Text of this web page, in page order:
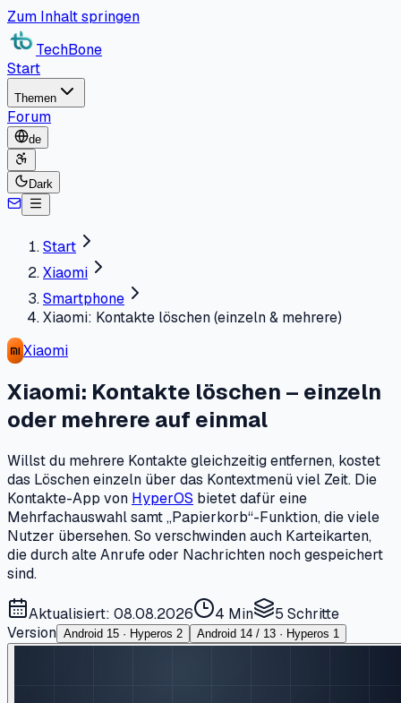
Zum Inhalt springen
TechBone
Start
Themen
Forum
de
Dark
Start
Xiaomi
Smartphone
Xiaomi: Kontakte löschen (einzeln & mehrere)
Xiaomi
Xiaomi: Kontakte löschen – einzeln
oder mehrere auf einmal
Willst du mehrere Kontakte gleichzeitig entfernen, kostet
das Löschen einzeln über das Kontextmenü viel Zeit. Die
Kontakte-App von HyperOS bietet dafür eine
Mehrfachauswahl samt „Papierkorb“-Funktion, die viele
Nutzer übersehen. So verschwinden auch Karteikarten,
die durch alte Anrufe oder Nachrichten noch gespeichert
sind.
Aktualisiert: 08.08.2026 4 Min 5 Schritte
Version Android 15 · Hyperos 2 Android 14 / 13 · Hyperos 1